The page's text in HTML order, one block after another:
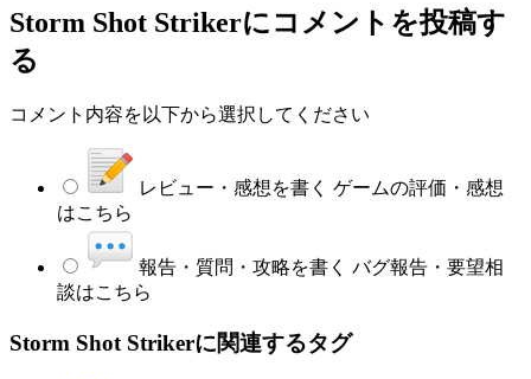
Storm Shot Strikerにコメントを投稿す
る
コメント内容を以下から選択してください
レビュー・感想を書く ゲームの評価・感想
はこちら
報告・質問・攻略を書く バグ報告・要望相
談はこちら
Storm Shot Strikerに関連するタグ